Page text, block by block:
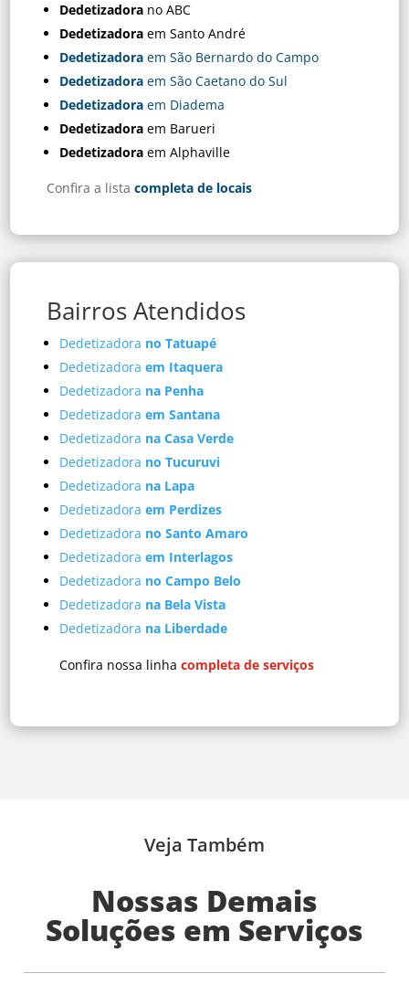
Dedetizadora no ABC
Dedetizadora em Santo André
Dedetizadora em São Bernardo do Campo
Dedetizadora em São Caetano do Sul
Dedetizadora em Diadema
Dedetizadora em Barueri
Dedetizadora em Alphaville
Confira a listacompleta de locais
Bairros Atendidos
Dedetizadora no Tatuapé
Dedetizadora em Itaquera
Dedetizadora na Penha
Dedetizadora em Santana
Dedetizadora na Casa Verde
Dedetizadora no Tucuruvi
Dedetizadora na Lapa
Dedetizadoraem Perdizes
Dedetizadora no Santo Amaro
Dedetizadoraem Interlagos
Dedetizadora no Campo Belo
Dedetizadora na Bela Vista
Dedetizadora na Liberdade
Confira nossa linhacompleta de serviços
Nossas Demais
Soluções em Serviços
Veja Também